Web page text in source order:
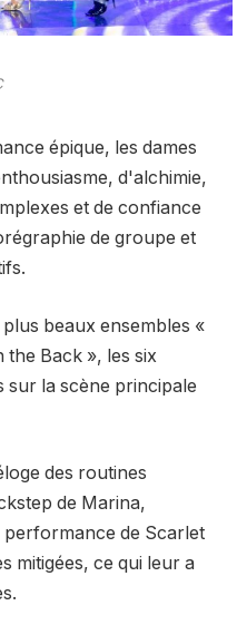
épique, les dames
d'alchimie,
et de confiance
de groupe et
beaux ensembles «
the Back », les six
sur la scène principale
des routines
de Marina,
performance de Scarlet
mitigées, ce qui leur a